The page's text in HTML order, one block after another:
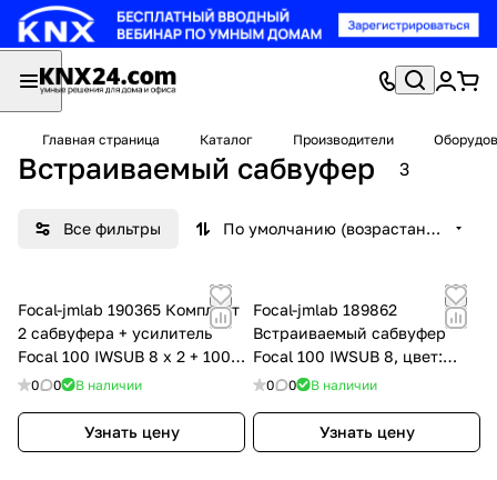
Главная страница Каталог Производители
Встраиваемый сабвуфер 3
Все фильтры По умолчанию (возрастание)
Focal-jmlab 190365 Комплект
2 сабвуфера + усилитель
Focal 100 IWSUB 8 x 2 + 100
IWSUB 8 Amp, цвет: Чёрный
0 0 В наличии
Узнать цену
Focal-jmlab 189862
Встраиваемый сабвуфер
Focal 100 IWSUB 8, цвет:
Чёрный
0 0 В наличии
Узнать цену